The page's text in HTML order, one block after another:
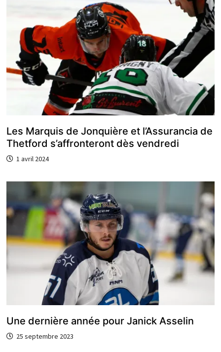
Les Marquis de Jonquière et l’Assurancia de
Thetford s’affronteront dès vendredi
1 avril 2024
Une dernière année pour Janick Asselin
25 septembre 2023